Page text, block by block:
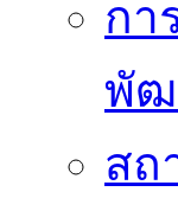
กา
พัฒ
สถ